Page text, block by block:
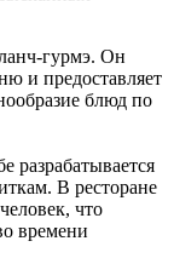
гурмэ. Он
и предоставляет
блюд по
разрабатывается
В ресторане
что
времени